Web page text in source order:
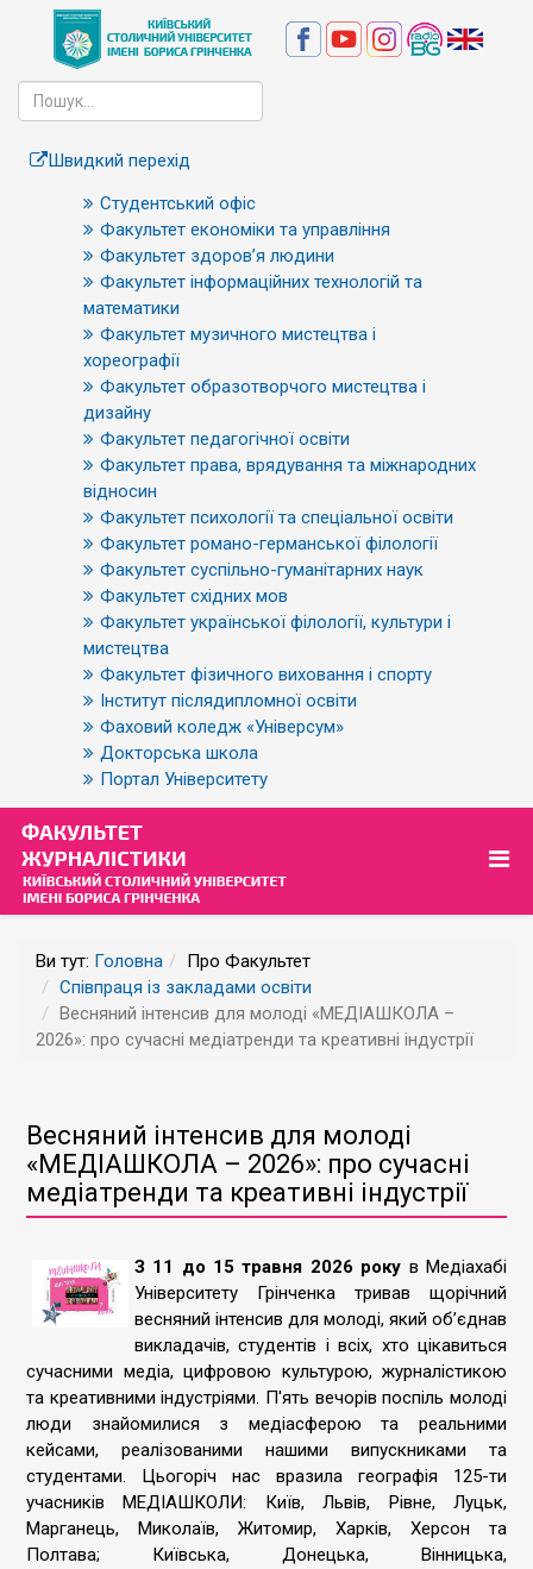
Швидкий перехід
Студентський офіс
Факультет економіки та управління
Факультет здоров’я людини
Факультет інформаційних технологій та
математики
Факультет музичного мистецтва і
хореографії
Факультет образотворчого мистецтва і
дизайну
Факультет педагогічної освіти
Факультет права, врядування та міжнародних
відносин
Факультет психології та спеціальної освіти
Факультет романо-германської філології
Факультет суспільно-гуманітарних наук
Факультет східних мов
Факультет української філології, культури і
мистецтва
Факультет фізичного виховання і спорту
Інститут післядипломної освіти
Фаховий коледж «Універсум»
Докторська школа
Портал Університету
Ви тут: Головна
Про Факультет
Співпраця із закладами освіти
Весняний інтенсив для молоді «МЕДІАШКОЛА –
2026»: про сучасні медіатренди та креативні індустрії
Весняний інтенсив для молоді
«МЕДІАШКОЛА – 2026»: про сучасні
медіатренди та креативні індустрії
З 11 до 15 травня 2026 року в Медіахабі
Університету Грінченка тривав щорічний
весняний інтенсив для молоді, який об’єднав
викладачів, студентів і всіх, хто цікавиться
сучасними медіа, цифровою культурою, журналістикою
та креативними індустріями. П'ять вечорів поспіль молоді
люди знайомилися з медіасферою та реальними
кейсами, реалізованими нашими випускниками та
студентами. Цьогоріч нас вразила географія 125-ти
учасників МЕДІАШКОЛИ: Київ, Львів, Рівне, Луцьк,
Марганець, Миколаїв, Житомир, Харків, Херсон та
Полтава; Київська, Донецька, Вінницька,